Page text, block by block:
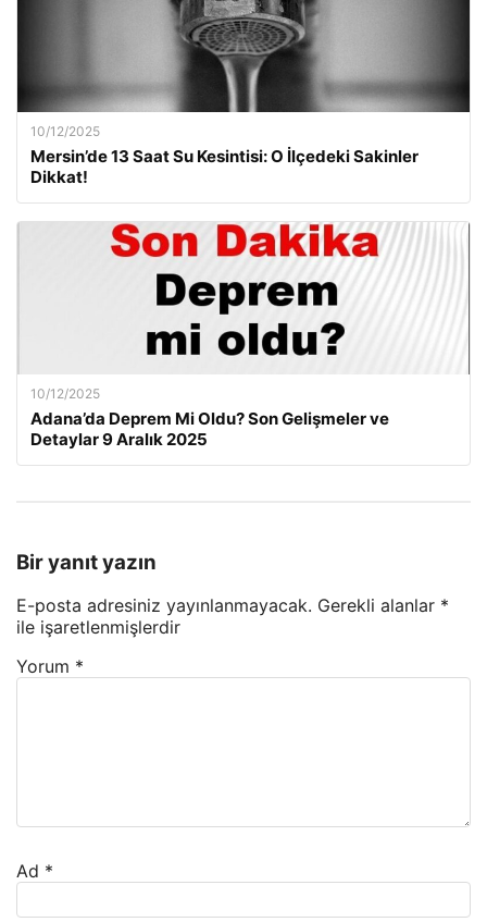
10/12/2025
Mersin’de 13 Saat Su Kesintisi: O İlçedeki Sakinler
Dikkat!
10/12/2025
Adana’da Deprem Mi Oldu? Son Gelişmeler ve
Detaylar 9 Aralık 2025
Bir yanıt yazın
E-posta adresiniz yayınlanmayacak. Gerekli alanlar *
ile işaretlenmişlerdir
Yorum *
Ad *